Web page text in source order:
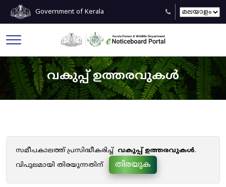
Government of Kerala
വകുപ്പ് ഉത്തരവുകൾ
സമീപകാലത്ത് പ്രസിദ്ധീകരിച്ച് വകുപ്പ് ഉത്തരവുകൾ.
വിപുലമായി തിരയുന്നതിന്
തിരയുക